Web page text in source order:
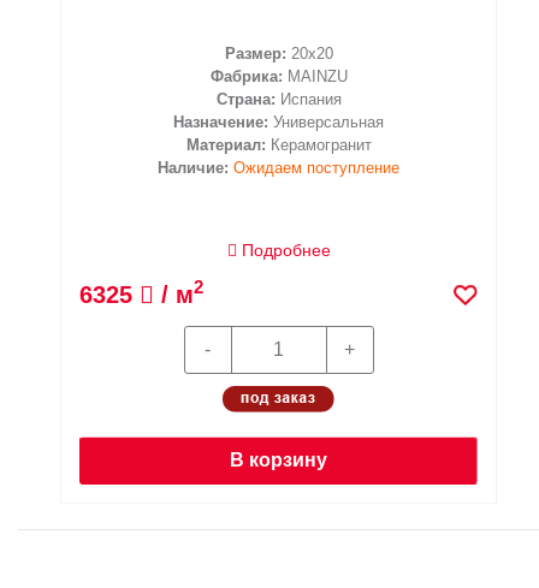
Размер: 20x20
Фабрика: MAINZU
Страна: Испания
Назначение: Универсальная
Материал: Керамогранит
Наличие: Ожидаем поступление
Подробнее
6325 / м2
В корзину